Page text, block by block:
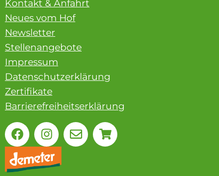
Kontakt & Anfahrt
Neues vom Hof
Newsletter
Stellenangebote
Impressum
Datenschutzerklärung
Zertifikate
Barrierefreiheitserklärung